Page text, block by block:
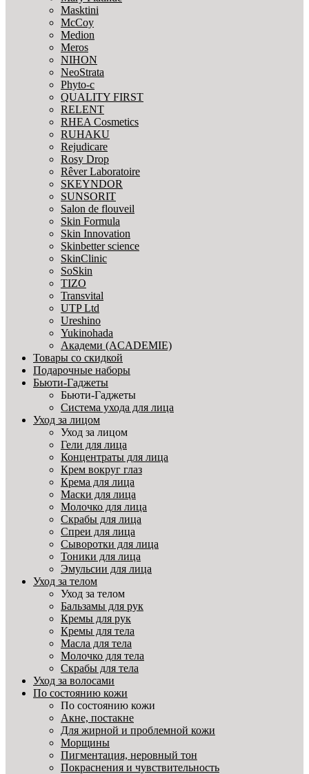
Masktini
McCoy
Medion
Meros
NIHON
NeoStrata
Phyto-c
QUALITY FIRST
RELENT
RHEA Cosmetics
RUHAKU
Rejudicare
Rosy Drop
Rêver Laboratoire
SKEYNDOR
SUNSORIT
Salon de flouveil
Skin Formula
Skin Innovation
Skinbetter science
SkinСlinic
SoSkin
TIZO
Transvital
UTP Ltd
Ureshino
Yukinohada
Академи (ACADEMIE)
Товары со скидкой
Подарочные наборы
Бьюти-Гаджеты
Бьюти-Гаджеты
Система ухода для лица
Уход за лицом
Уход за лицом
Гели для лица
Концентраты для лица
Крем вокруг глаз
Крема для лица
Маски для лица
Молочко для лица
Скрабы для лица
Спреи для лица
Сыворотки для лица
Тоники для лица
Эмульсии для лица
Уход за телом
Уход за телом
Бальзамы для рук
Кремы для рук
Кремы для тела
Масла для тела
Молочко для тела
Скрабы для тела
Уход за волосами
По состоянию кожи
По состоянию кожи
Акне, постакне
Для жирной и проблемной кожи
Морщины
Пигментация, неровный тон
Покраснения и чувствительность